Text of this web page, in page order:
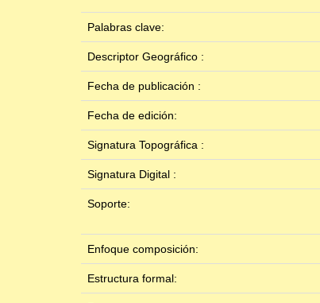
Palabras clave:
Descriptor Geográfico :
Fecha de publicación :
Fecha de edición:
Signatura Topográfica :
Signatura Digital :
Soporte:
Enfoque composición:
Estructura formal: